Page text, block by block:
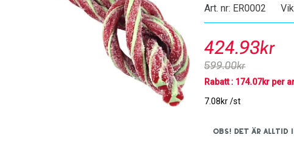
Art. nr: ER0002
424.93kr
599.00kr
Rabatt : 174.07kr per
7.08kr /st
OBS! Det är